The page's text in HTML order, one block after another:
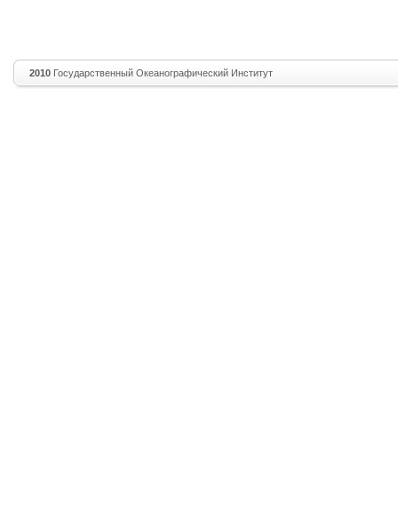
2010 Государственный Океанографический Институт